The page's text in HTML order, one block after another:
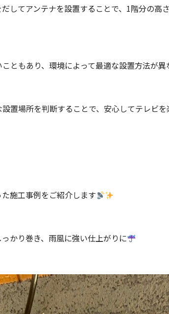
してアンテナを設置することで、1階分の高
ともあり、環境によって最適な設置方法が異
置場所を判断することで、安心してテレビ
施工事例をご紹介します
かり巻き、雨風に強い仕上がりに